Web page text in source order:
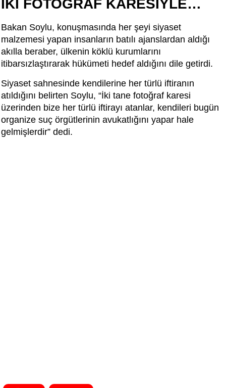
İKİ FOTOĞRAF KARESİYLE…
Bakan Soylu, konuşmasında her şeyi siyaset
malzemesi yapan insanların batılı ajanslardan aldığı
akılla beraber, ülkenin köklü kurumlarını
itibarsızlaştırarak hükümeti hedef aldığını dile getirdi.
Siyaset sahnesinde kendilerine her türlü iftiranın
atıldığını belirten Soylu, “İki tane fotoğraf karesi
üzerinden bize her türlü iftirayı atanlar, kendileri bugün
organize suç örgütlerinin avukatlığını yapar hale
gelmişlerdir” dedi.